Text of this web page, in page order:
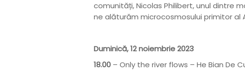
comunități, Nicolas Philibert, unul dintre
ne alăturăm microcosmosului primitor al
Duminică, 12 noiembrie 2023
18.00 – Only the river flows – He Bian De